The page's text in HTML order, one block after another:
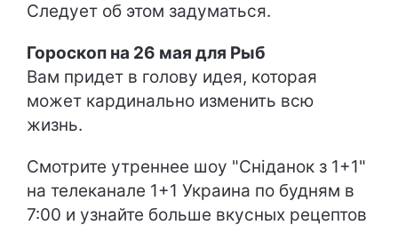
Следует об этом задуматься.
Гороскоп на 26 мая для Рыб
Вам придет в голову идея, которая
может кардинально изменить всю
жизнь.
Смотрите утреннее шоу "Сніданок з 1+1"
на телеканале 1+1 Украина по будням в
7:00 и узнайте больше вкусных рецептов